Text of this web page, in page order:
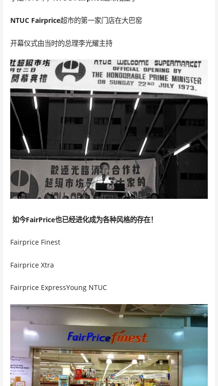
NTUC Fairprice超市的第一家门店在大巴窑
开幕仪式由当时的总理李光耀主持
如今FairPrice也已经进化成为各种风格的存在！
Fairprice Finest
Fairprice Xtra
Fairprice ExpressYoung NTUC